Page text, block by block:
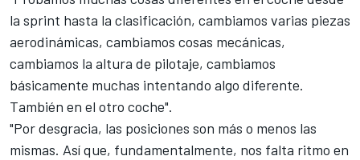
la sprint hasta la clasificación, cambiamos varias piezas
aerodinámicas, cambiamos cosas mecánicas,
cambiamos la altura de pilotaje, cambiamos
básicamente muchas intentando algo diferente.
También en el otro coche".
"Por desgracia, las posiciones son más o menos las
mismas. Así que, fundamentalmente, nos falta ritmo en